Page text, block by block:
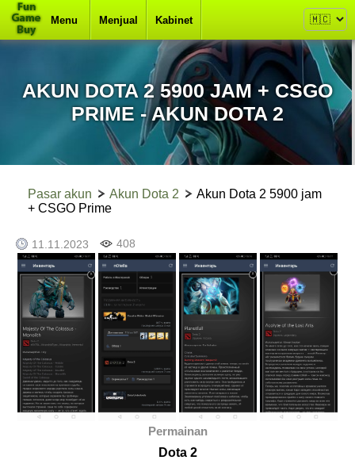
Menu Menjual Kabinet
AKUN DOTA 2 5900 JAM + CSGO
PRIME - AKUN DOTA 2
Pasar akun Akun Dota 2
Akun Dota 2 5900 jam
+ CSGO Prime
11.11.2023 408
Permainan
Dota 2